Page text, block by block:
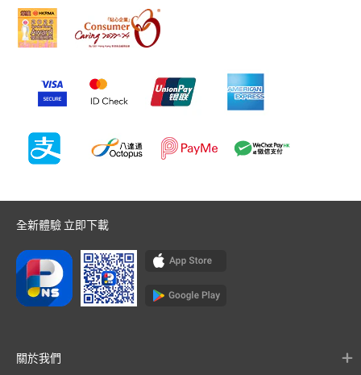
全新體驗 立即下載
關於我們